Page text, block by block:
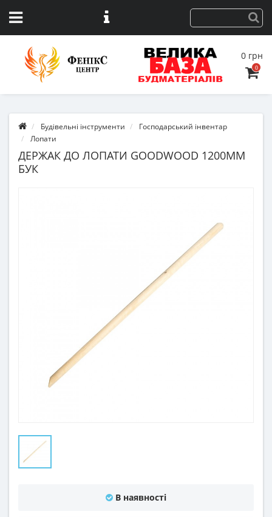
0 грн
0
Будівельні інструменти
Господарський інвентар
Лопати
ДЕРЖАК ДО ЛОПАТИ GOODWOOD 1200ММ
БУК
В наявності